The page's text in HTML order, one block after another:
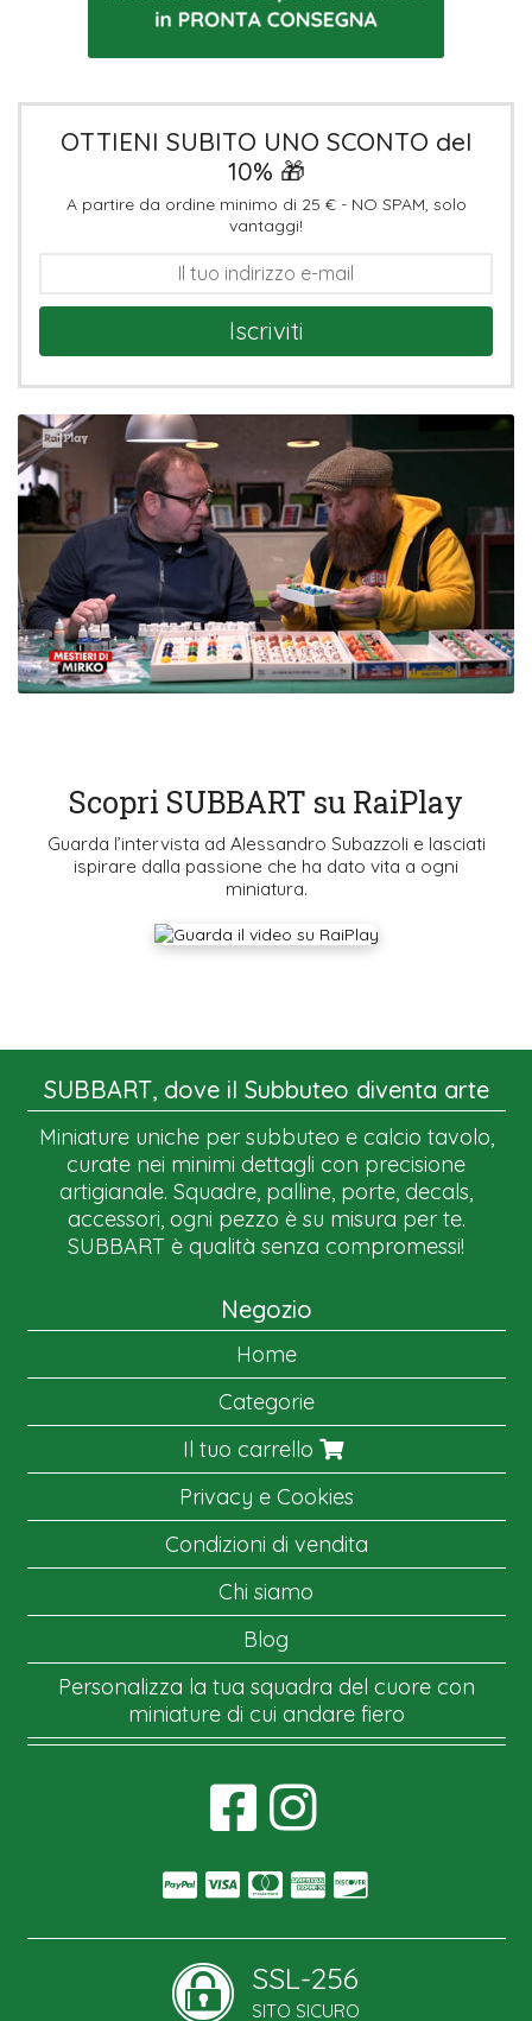
OTTIENI SUBITO UNO SCONTO del
10% 🎁
A partire da ordine minimo di 25 € - NO SPAM, solo
vantaggi!
Iscriviti
Scopri SUBBART su RaiPlay
Guarda l’intervista ad Alessandro Subazzoli e lasciati
ispirare dalla passione che ha dato vita a ogni
miniatura.
SUBBART, dove il Subbuteo diventa arte
Miniature uniche per subbuteo e calcio tavolo,
curate nei minimi dettagli con precisione
artigianale. Squadre, palline, porte, decals,
accessori, ogni pezzo è su misura per te.
SUBBART è qualità senza compromessi!
Negozio
Home
Categorie
Il tuo carrello
Privacy e Cookies
Condizioni di vendita
Chi siamo
Blog
Personalizza la tua squadra del cuore con
miniature di cui andare fiero
SSL-256
SITO SICURO